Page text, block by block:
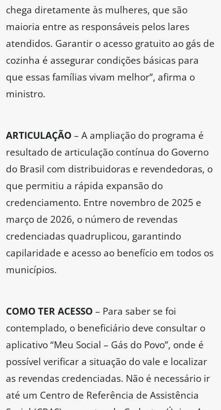
chega diretamente às mulheres, que são
maioria entre as responsáveis pelos lares
atendidos. Garantir o acesso gratuito ao gás de
cozinha é assegurar condições básicas para
que essas famílias vivam melhor”, afirma o
ministro.
ARTICULAÇÃO – A ampliação do programa é
resultado de articulação contínua do Governo
do Brasil com distribuidoras e revendedoras, o
que permitiu a rápida expansão do
credenciamento. Entre novembro de 2025 e
março de 2026, o número de revendas
credenciadas quadruplicou, garantindo
capilaridade e acesso ao benefício em todos os
municípios.
COMO TER ACESSO – Para saber se foi
contemplado, o beneficiário deve consultar o
aplicativo “Meu Social – Gás do Povo”, onde é
possível verificar a situação do vale e localizar
as revendas credenciadas. Não é necessário ir
até um Centro de Referência de Assistência